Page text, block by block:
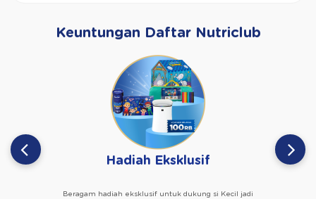
Keuntungan Daftar Nutriclub
Hadiah Eksklusif
Beragam hadiah eksklusif untuk dukung si Kecil jadi